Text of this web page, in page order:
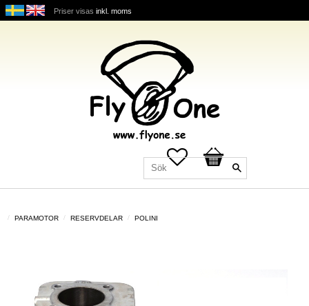
Priser visas inkl. moms
Favoriter
Kundvagn
PARAMOTOR RESERVDELAR POLINI